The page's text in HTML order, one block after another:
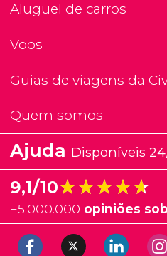
Aluguel de carros
Voos
Guias de viagens da
Quem somos
Ajuda Disponíveis
9,1/10★★★★★
★★★★★
+5.000.000 opiniões